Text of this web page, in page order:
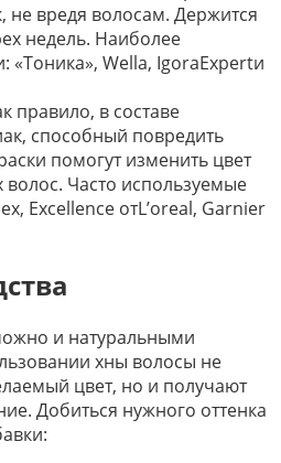
не вредя волосам. Держится
недель. Наиболее
«Тоника», Wella, IgoraExpertи
правило, в составе
способный повредить
помогут изменить цвет
Часто используемые
Excellence отL’oreal, Garnier
и натуральными
хны волосы не
цвет, но и получают
Добиться нужного оттенка